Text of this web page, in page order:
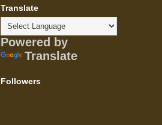
Translate
Powered by
Translate
Followers